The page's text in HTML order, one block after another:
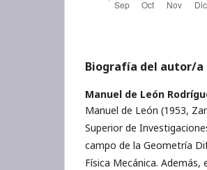
Biografía del autor/a
Manuel de León
Manuel de León (1953,
Superior de
campo de la Geometría
Física Mecánica.